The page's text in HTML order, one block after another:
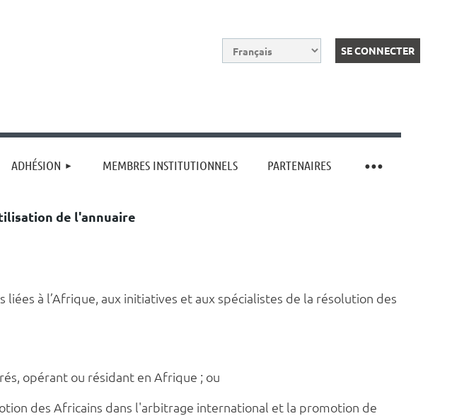
ADHÉSION MEMBRES INSTITUTIONNELS PARTENAIRES
≡
de l'annuaire
à l’Afrique, aux initiatives et aux spécialistes de la résolution des
opérant ou résidant en Afrique ; ou
des Africains dans l'arbitrage international et la promotion de